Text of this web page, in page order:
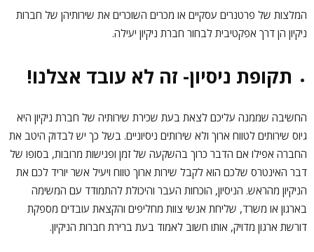
המלצות של פרטנרים עסקיים או מכרים השוכרים את שירותיהן של חברות
ניקיון הן דרך אפקטיבית לבחור חברת ניקיון יעילה.
תקופת ניסיון- זה לא עובד אצלנו!
החשיבה שממנה עליכם לצאת בעת שכירת שירותיה של חברת ניקיון היא
גיוס שירותים לטווח ארוך ולא שירותים ניסיוניים. בשל כך יש לבדוק היטב את
החברה אפילו אם הדבר כרוך בהשקעה של זמן ופגישות מרובות, בסופו של
דבר האינטרס שלכם הוא לקבל שירות ארוך טווח ויעיל אשר יוריד לכם את
הניקיון מהראש. הניסיון, הוכחות העבר והיכולת להתמודד עם המשימה
בארגון או משרד, שליחת אנשי צוות מחליפים והקצאת עובדים מספקת
דורשת ארגון מדויק, אותו חשוב לאמוד בעת ברירת חברות הניקיון.